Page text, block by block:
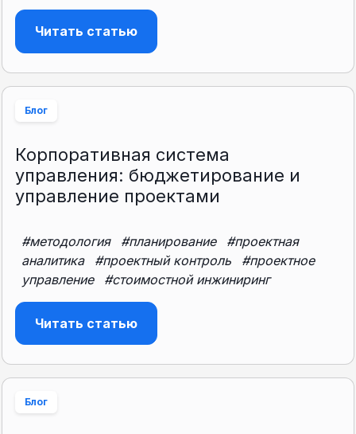
Читать статью
Блог
Корпоративная система
управления: бюджетирование и
управление проектами
#методология #планирование
#проектная
аналитика
#проектный контроль
#проектное
управление
#стоимостной инжиниринг
Читать статью
Блог